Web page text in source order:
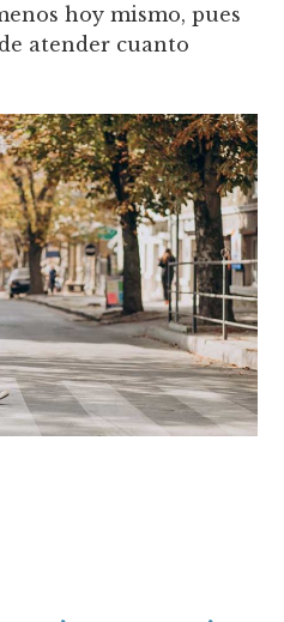
hoy mismo, pues
atender cuanto